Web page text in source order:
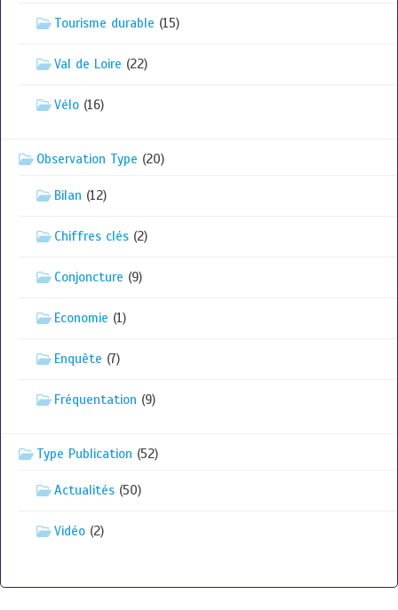
Tourisme durable (15)
Val de Loire (22)
Vélo (16)
Observation Type (20)
Bilan (12)
Chiffres clés (2)
Conjoncture (9)
Economie (1)
Enquête (7)
Fréquentation (9)
Type Publication (52)
Actualités (50)
Vidéo (2)